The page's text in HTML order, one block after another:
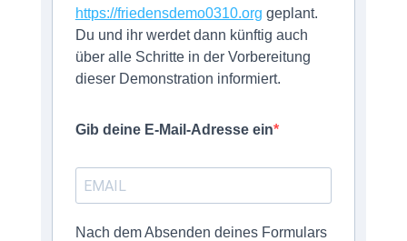
https://friedensdemo0310.org geplant.
Du und ihr werdet dann künftig auch
über alle Schritte in der Vorbereitung
dieser Demonstration informiert.
Gib deine E-Mail-Adresse ein
Nach dem Absenden deines Formulars